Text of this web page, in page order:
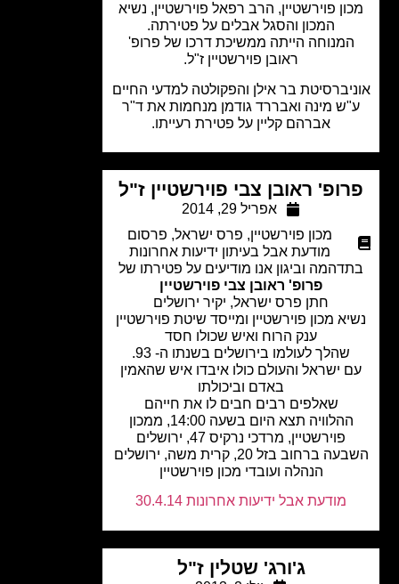
פוירשטיין, הרב רפאל פוירשטיין, נשיא
המכון והסגל אבלים על פטירתה.
הייתה ממשיכת דרכו של פרופ'
ראובן פוירשטיין ז"ל.
בר אילן והפקולטה למדעי החיים
מינה ואבררד גודמן מנחמות את ד"ר
אברהם קליין על פטירת רעייתו.
ראובן צבי פוירשטיין ז"ל
אפריל 29, 2014
מכון פוירשטיין,פרס ישראל, פרסום
מודעת אבל בעיתון ידיעות אחרונות
וביגון אנו מודיעים על פטירתו של
פרופ' ראובן צבי פוירשטיין
חתן פרס ישראל, יקיר ירושלים
מכון פוירשטיין ומייסד שיטת פוירשטיין
ענק הרוח ואיש שכולו חסד
שהלך לעולמו בירושלים בשנתו ה- 93.
ישראל והעולם כולו איבדו איש שהאמין
באדם וביכולתו
שאלפים רבים חבים לו את חייהם
ההלוויה תצא היום בשעה 14:00, ממכון
פוירשטיין, מרדכי נרקיס 47, ירושלים
ברחוב בזל 20, קרית משה, ירושלים
הנהלה ועובדי מכון פוירשטיין
מודעת אבל ידיעות אחרונות 30.4.14
ג'ורג' שטלין ז"ל